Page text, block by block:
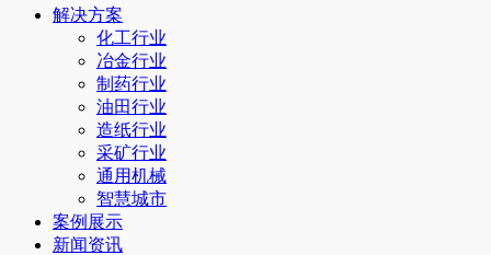
解决方案
化工行业
冶金行业
制药行业
油田行业
造纸行业
采矿行业
通用机械
智慧城市
案例展示
新闻资讯